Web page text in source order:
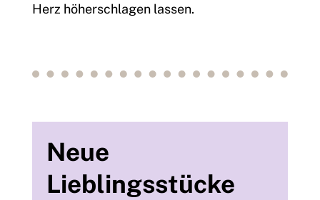
Herz höherschlagen lassen.
Neue
Lieblingsstücke